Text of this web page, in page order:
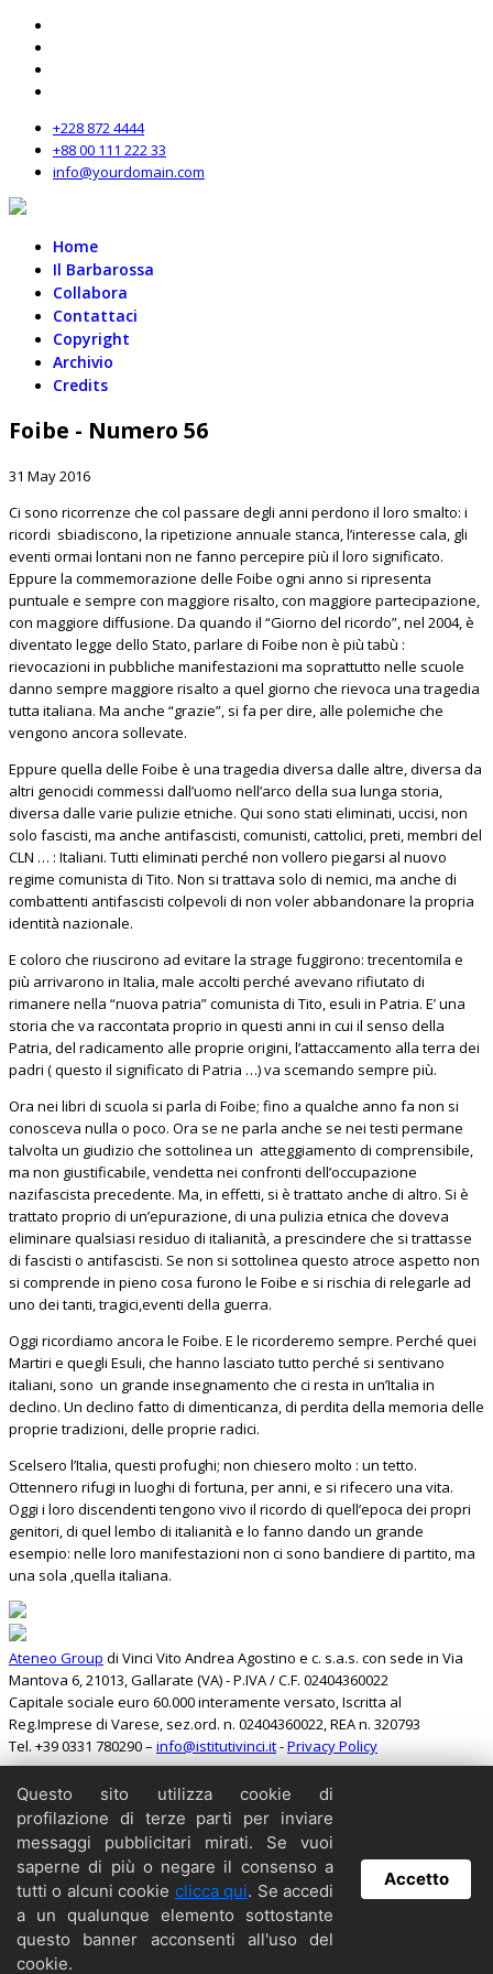
+228 872 4444
+88 00 111 222 33
info@yourdomain.com
Home
Il Barbarossa
Collabora
Contattaci
Copyright
Archivio
Credits
Foibe - Numero 56
31 May 2016
Ci sono ricorrenze che col passare degli anni perdono il loro smalto: i
ricordi sbiadiscono, la ripetizione annuale stanca, l’interesse cala, gli
eventi ormai lontani non ne fanno percepire più il loro significato.
Eppure la commemorazione delle Foibe ogni anno si ripresenta
puntuale e sempre con maggiore risalto, con maggiore partecipazione,
con maggiore diffusione. Da quando il “Giorno del ricordo”, nel 2004, è
diventato legge dello Stato, parlare di Foibe non è più tabù :
rievocazioni in pubbliche manifestazioni ma soprattutto nelle scuole
danno sempre maggiore risalto a quel giorno che rievoca una tragedia
tutta italiana. Ma anche “grazie”, si fa per dire, alle polemiche che
vengono ancora sollevate.
Eppure quella delle Foibe è una tragedia diversa dalle altre, diversa da
altri genocidi commessi dall’uomo nell’arco della sua lunga storia,
diversa dalle varie pulizie etniche. Qui sono stati eliminati, uccisi, non
solo fascisti, ma anche antifascisti, comunisti, cattolici, preti, membri del
CLN … : Italiani. Tutti eliminati perché non vollero piegarsi al nuovo
regime comunista di Tito. Non si trattava solo di nemici, ma anche di
combattenti antifascisti colpevoli di non voler abbandonare la propria
identità nazionale.
E coloro che riuscirono ad evitare la strage fuggirono: trecentomila e
più arrivarono in Italia, male accolti perché avevano rifiutato di
rimanere nella “nuova patria” comunista di Tito, esuli in Patria. E’ una
storia che va raccontata proprio in questi anni in cui il senso della
Patria, del radicamento alle proprie origini, l’attaccamento alla terra dei
padri ( questo il significato di Patria …) va scemando sempre più.
Ora nei libri di scuola si parla di Foibe; fino a qualche anno fa non si
conosceva nulla o poco. Ora se ne parla anche se nei testi permane
talvolta un giudizio che sottolinea un atteggiamento di comprensibile,
ma non giustificabile, vendetta nei confronti dell’occupazione
nazifascista precedente. Ma, in effetti, si è trattato anche di altro. Si è
trattato proprio di un’epurazione, di una pulizia etnica che doveva
eliminare qualsiasi residuo di italianità, a prescindere che si trattasse
di fascisti o antifascisti. Se non si sottolinea questo atroce aspetto non
si comprende in pieno cosa furono le Foibe e si rischia di relegarle ad
uno dei tanti, tragici,eventi della guerra.
Oggi ricordiamo ancora le Foibe. E le ricorderemo sempre. Perché quei
Martiri e quegli Esuli, che hanno lasciato tutto perché si sentivano
italiani, sono un grande insegnamento che ci resta in un’Italia in
declino. Un declino fatto di dimenticanza, di perdita della memoria delle
proprie tradizioni, delle proprie radici.
Scelsero l’Italia, questi profughi; non chiesero molto : un tetto.
Ottennero rifugi in luoghi di fortuna, per anni, e si rifecero una vita.
Oggi i loro discendenti tengono vivo il ricordo di quell’epoca dei propri
genitori, di quel lembo di italianità e lo fanno dando un grande
esempio: nelle loro manifestazioni non ci sono bandiere di partito, ma
una sola ,quella italiana.
Ateneo Group di Vinci Vito Andrea Agostino e c. s.a.s. con sede in Via
Mantova 6, 21013, Gallarate (VA) - P.IVA / C.F. 02404360022
Capitale sociale euro 60.000 interamente versato, Iscritta al
Reg.Imprese di Varese, sez.ord. n. 02404360022, REA n. 320793
Tel. +39 0331 780290 – info@istitutivinci.it-Privacy Policy
Search
Home
Il Barbarossa
Collabora
Contattaci
Copyright
Archivio
Credits
Questo sito utilizza cookie di
profilazione di terze parti per inviare
messaggi pubblicitari mirati. Se vuoi
saperne di più o negare il consenso a
tutti o alcuni cookie clicca qui. Se accedi
a un qualunque elemento sottostante
questo banner acconsenti all'uso del
cookie.
Accetto